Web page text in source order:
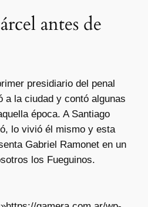
antes de
presidiario del penal
a la ciudad y contó algunas
época. A Santiago
lo vivió él mismo y esta
Gabriel Ramonet en un
los Fueguinos.